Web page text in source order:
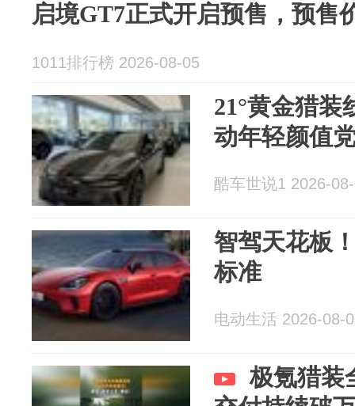
启境GT7正式开启预售，预售
1011排行榜 2026-08-05
21°黄金猎装
动年轻颜值
酷车世说1 2026-
智驾天花板
标准
电动生活 2026-08-
极氪猎装